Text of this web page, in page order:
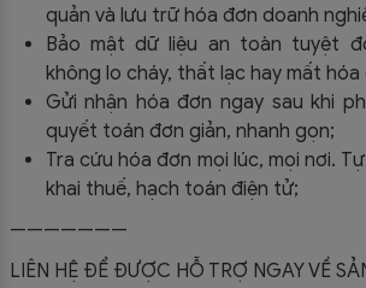
quản và lưu trữ hóa đơn doanh
Bảo mật dữ liệu an toàn tuyệt
không lo cháy, thất lạc hay mất hóa
Gửi nhận hóa đơn ngay sau khi
quyết toán đơn giản, nhanh gọn;
Tra cứu hóa đơn mọi lúc, mọi nơi.
khai thuế, hạch toán điện tử;
———————
LIÊN HỆ ĐỂ ĐƯỢC HỖ TRỢ NGAY VỀ